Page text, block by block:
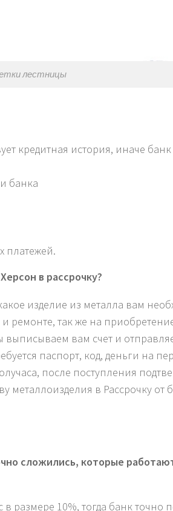
лестницы
кредитная история, иначе
банка
платежей.
в рассрочку?
изделие из металла вам
и ремонте, так же на
вам счет и
паспорт, код, деньги на
после поступления
металлоизделия в Рассрочку от
сложились, которые
размере 10%, тогда банк точно